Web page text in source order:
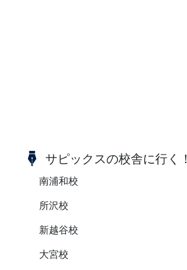
サピックスの校舎に行く！
南浦和校
所沢校
新越谷校
大宮校